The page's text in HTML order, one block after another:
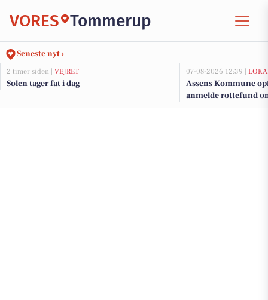
VORES Tommerup
Seneste nyt ›
2 timer siden | VEJRET
Solen tager fat i dag
07-08-2026 12:39 |
Assens Kommune
anmelde rottefund
hverdage